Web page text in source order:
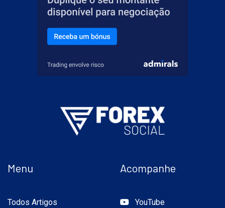
Menu
Todos Artigos
Acompanhe
YouTube